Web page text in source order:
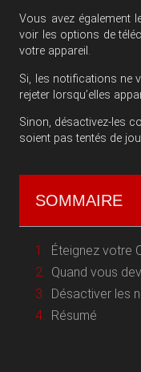
Vous avez également
voir les options de
votre appareil.
Si, les notifications ne
rejeter lorsqu’elles
Sinon, désactivez-les
soient pas tentés de
SOMMAIRE
Résumé